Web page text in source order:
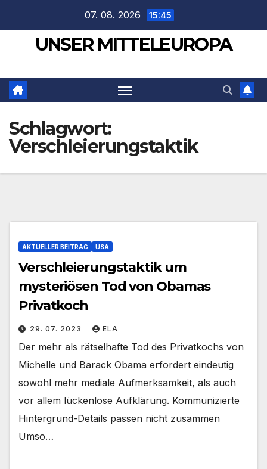
springen
07. 08. 2026 15:45
UNSER MITTELEUROPA
Schlagwort:
Verschleierungstaktik
AKTUELLER BEITRAG USA
Verschleierungstaktik um
mysteriösen Tod von Obamas
Privatkoch
29. 07. 2023 ELA
Der mehr als rätselhafte Tod des Privatkochs von
Michelle und Barack Obama erfordert eindeutig
sowohl mehr mediale Aufmerksamkeit, als auch
vor allem lückenlose Aufklärung. Kommunizierte
Hintergrund-Details passen nicht zusammen
Umso…